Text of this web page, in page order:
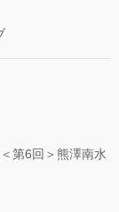
第6回＞熊澤南水